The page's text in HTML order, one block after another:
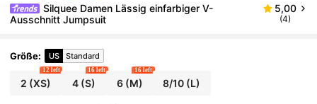
Silquee Damen Lässig einfarbiger V-
Ausschnitt Jumpsuit
5,00
(4)
Größe: US Standard
2 (XS)
12 left
4(S)
16 left
6(M)
16 left
8/10 (L)